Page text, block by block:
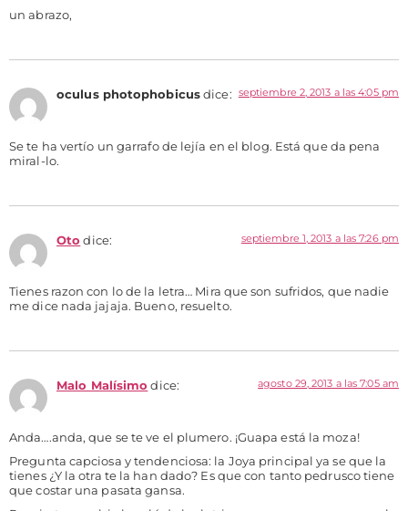
un abrazo,
oculus photophobicus dice: septiembre 2, 2013 a las 4:05 pm
Se te ha vertío un garrafo de lejía en el blog. Está que da pena
miral-lo.
Oto dice: septiembre 1, 2013 a las 7:26 pm
Tienes razon con lo de la letra… Mira que son sufridos, que nadie
me dice nada jajaja. Bueno, resuelto.
Malo Malísimo dice: agosto 29, 2013 a las 7:05 am
Anda….anda, que se te ve el plumero. ¡Guapa está la moza!
Pregunta capciosa y tendenciosa: la Joya principal ya se que la
tienes ¿Y la otra te la han dado? Es que con tanto pedrusco tiene
que costar una pasata gansa.